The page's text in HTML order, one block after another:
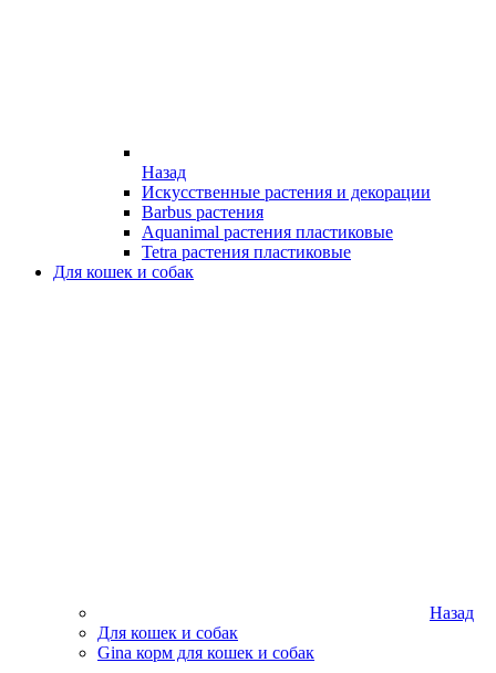
Назад
Искусственные растения и декорации
Barbus растения
Aquanimal растения пластиковые
Tetra растения пластиковые
Для кошек и собак
Назад
Для кошек и собак
Gina корм для кошек и собак